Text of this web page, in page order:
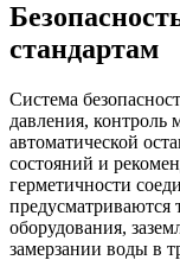
стандартам
Система
давления,
автоматической
состояний и
герметичности
оборудования,
замерзании воды в